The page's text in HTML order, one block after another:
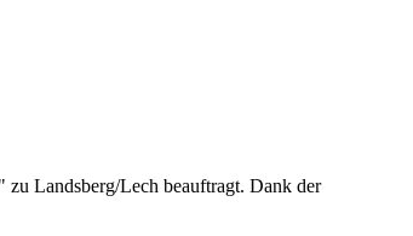
Landsberg/Lech beauftragt. Dank der